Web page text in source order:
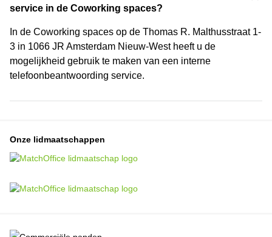
service in de Coworking spaces?
In de Coworking spaces op de Thomas R. Malthusstraat 1-
3 in 1066 JR Amsterdam Nieuw-West heeft u de
mogelijkheid gebruik te maken van een interne
telefoonbeantwoording service.
Onze lidmaatschappen